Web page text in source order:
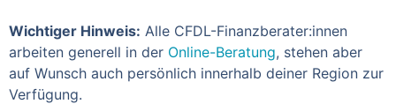
Wichtiger Hinweis: Alle CFDL-Finanzberater:innen
arbeiten generell in der Online-Beratung, stehen aber
auf Wunsch auch persönlich innerhalb deiner Region zur
Verfügung.